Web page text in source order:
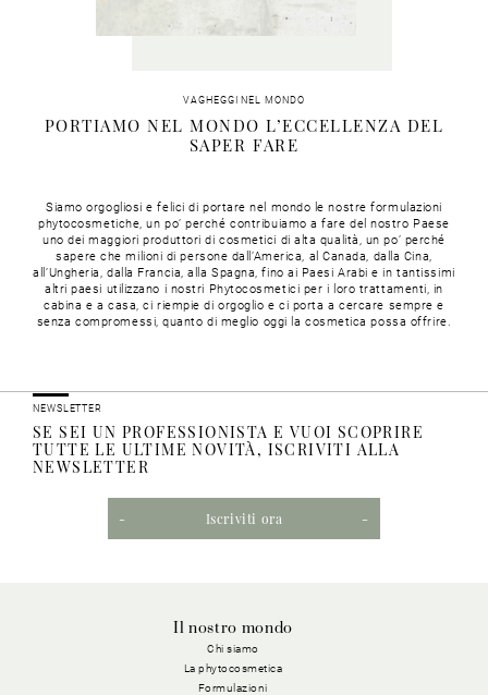
VAGHEGGI NEL MONDO
PORTIAMO NEL MONDO L’ECCELLENZA DEL
SAPER FARE
Siamo orgogliosi e felici di portare nel mondo le nostre formulazioni
phytocosmetiche, un po’ perché contribuiamo a fare del nostro Paese
uno dei maggiori produttori di cosmetici di alta qualità, un po’ perché
sapere che milioni di persone dall’America, al Canada, dalla Cina,
all’Ungheria, dalla Francia, alla Spagna, fino ai Paesi Arabi e in tantissimi
altri paesi utilizzano i nostri Phytocosmetici per i loro trattamenti, in
cabina e a casa, ci riempie di orgoglio e ci porta a cercare sempre e
senza compromessi, quanto di meglio oggi la cosmetica possa offrire.
NEWSLETTER
SE SEI UN PROFESSIONISTA E VUOI SCOPRIRE
TUTTE LE ULTIME NOVITÀ, ISCRIVITI ALLA
NEWSLETTER
Iscriviti ora
Il nostro mondo
Chi siamo
La phytocosmetica
Formulazioni